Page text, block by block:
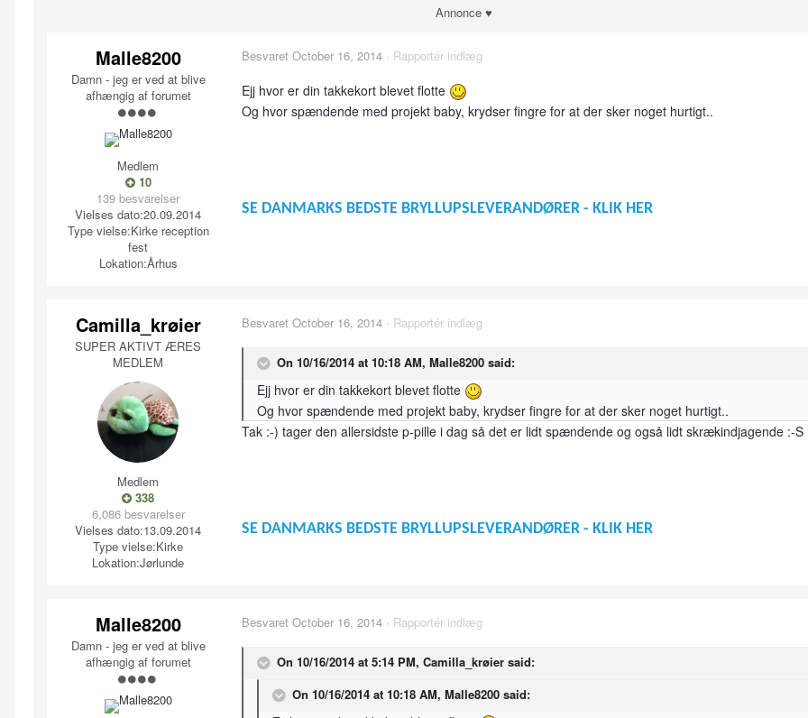
Annonce ♥
Malle8200
Damn - jeg er ved at blive
afhængig af forumet
Medlem
10
139 besvarelser
Vielses dato:20.09.2014
Type vielse:Kirke reception
fest
Lokation:Århus
Besvaret October 16, 2014 · Rapportér indlæg
Ejj hvor er din takkekort blevet flotte
Og hvor spændende med projekt baby, krydser fingre for at der sker noget hurtigt..
SE DANMARKS BEDSTE BRYLLUPSLEVERANDØRER - KLIK HER
Camilla_krøier
SUPER AKTIVT ÆRES
MEDLEM
Medlem
338
6,086 besvarelser
Vielses dato:13.09.2014
Type vielse:Kirke
Lokation:Jørlunde
Besvaret October 16, 2014 · Rapportér indlæg
On 10/16/2014 at 10:18 AM, Malle8200 said:
Ejj hvor er din takkekort blevet flotte
Og hvor spændende med projekt baby, krydser fingre for at der sker noget hurtigt..
Tak :-) tager den allersidste p-pille i dag så det er lidt spændende og også lidt skrækindjagende :-S
SE DANMARKS BEDSTE BRYLLUPSLEVERANDØRER - KLIK HER
Malle8200
Damn - jeg er ved at blive
afhængig af forumet
Besvaret October 16, 2014 · Rapportér indlæg
On 10/16/2014 at 5:14 PM, Camilla_krøier said:
On 10/16/2014 at 10:18 AM, Malle8200 said: